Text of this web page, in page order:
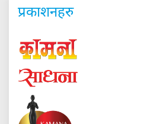
प्रकाशनहरु